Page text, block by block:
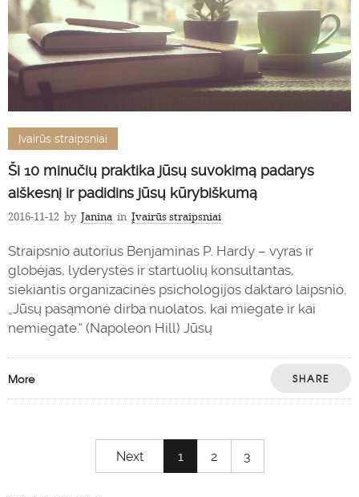
Įvairūs straipsniai
Ši 10 minučių praktika jūsų suvokimą padarys
aiškesnį ir padidins jūsų kūrybiškumą
2016-11-12 by Janina in Įvairūs straipsniai
Straipsnio autorius Benjaminas P. Hardy – vyras ir
globėjas, lyderystės ir startuolių konsultantas,
siekiantis organizacinės psichologijos daktaro laipsnio.
„Jūsų pasąmonė dirba nuolatos, kai miegate ir kai
nemiegate.“ (Napoleon Hill) Jūsų
More SHARE
Next 1 2 3